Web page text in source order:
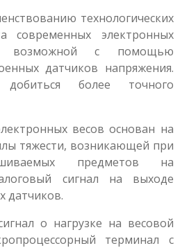
технологических
современных электронных
возможной с помощью
датчиков напряжения.
более точного
весов основан на
тяжести, возникающей при
предметов на
сигнал на выходе
датчиков.
о нагрузке на весовой
терминал с